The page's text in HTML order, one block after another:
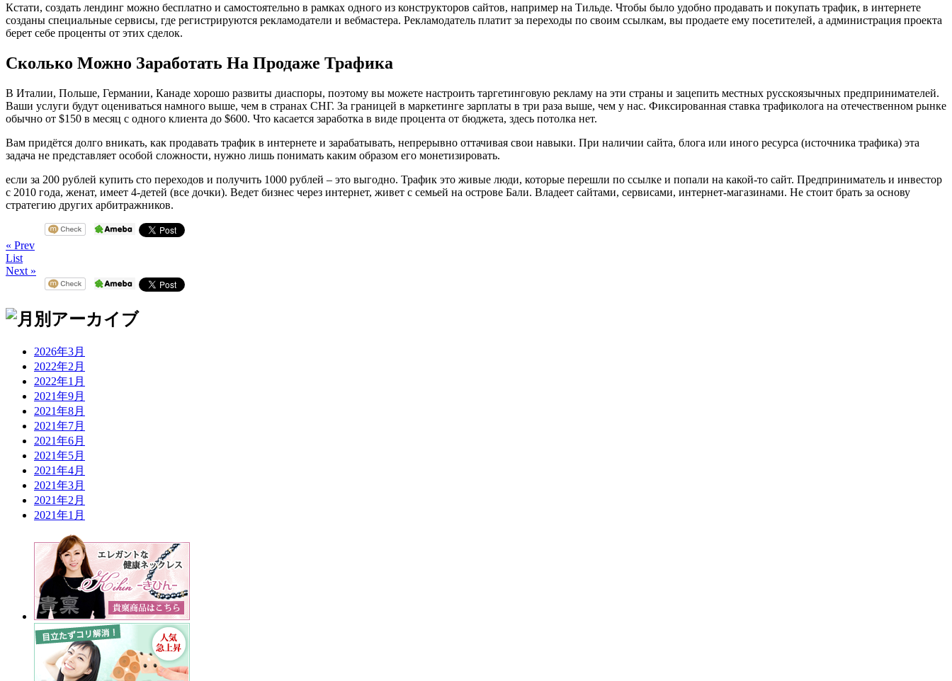
Кстати, создать лендинг можно бесплатно и самостоятельно в рамках одного из конструкторов сайтов, например на Тильде. Чтобы было удобно продавать и покупать трафик, в интернете
созданы специальные сервисы, где регистрируются рекламодатели и вебмастера. Рекламодатель платит за переходы по своим ссылкам, вы продаете ему посетителей, а администрация проекта
берет себе проценты от этих сделок.
Сколько Можно Заработать На Продаже Трафика
В Италии, Польше, Германии, Канаде хорошо развиты диаспоры, поэтому вы можете настроить таргетинговую рекламу на эти страны и зацепить местных русскоязычных предпринимателей.
Ваши услуги будут оцениваться намного выше, чем в странах СНГ. За границей в маркетинге зарплаты в три раза выше, чем у нас. Фиксированная ставка трафиколога на отечественном рынке
обычно от $150 в месяц с одного клиента до $600. Что касается заработка в виде процента от бюджета, здесь потолка нет.
Вам придётся долго вникать, как продавать трафик в интернете и зарабатывать, непрерывно оттачивая свои навыки. При наличии сайта, блога или иного ресурса (источника трафика) эта
задача не представляет особой сложности, нужно лишь понимать каким образом его монетизировать.
если за 200 рублей купить сто переходов и получить 1000 рублей – это выгодно. Трафик это живые люди, которые перешли по ссылке и попали на какой-то сайт. Предприниматель и инвестор
с 2010 года, женат, имеет 4-детей (все дочки). Ведет бизнес через интернет, живет с семьей на острове Бали. Владеет сайтами, сервисами, интернет-магазинами. Не стоит брать за основу
стратегию других арбитражников.
« Prev
List
Next »
2026年3月
2022年2月
2022年1月
2021年9月
2021年8月
2021年7月
2021年6月
2021年5月
2021年4月
2021年3月
2021年2月
2021年1月